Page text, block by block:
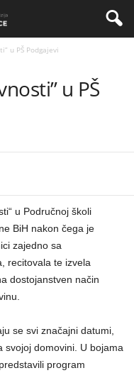
u PŠ Podgajevi
u PŠ
u Područnoj školi
BiH nakon čega je
zajedno sa
recitovala te izvela
dostojanstven način
se svi značajni datumi,
svojoj domovini. U bojama
program